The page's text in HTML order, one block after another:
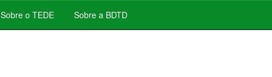
Sobre o TEDE Sobre a BDTD